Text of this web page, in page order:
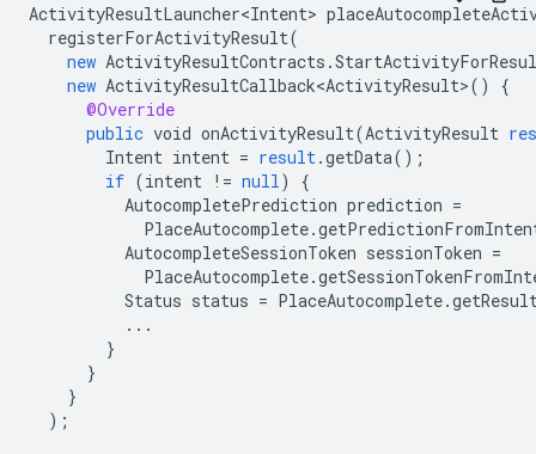
ActivityResultLauncher<Intent>
registerForActivityResult(
new ActivityResultContracts .
new ActivityResultCallback<ActivityResult>()
{
@Override
public void onActivityResult(ActivityResult
Intent intent = result .getData();
if (intent != null )
{
AutocompletePrediction prediction =
PlaceAutocomplete.
AutocompleteSessionToken sessionToken =
PlaceAutocomplete.
Status status = PlaceAutocomplete.
...
}
}
}
);